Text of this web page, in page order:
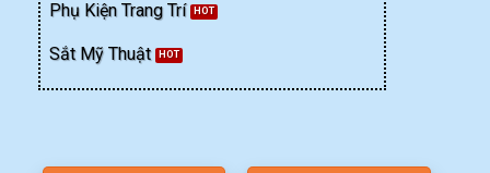
Phụ Kiện Trang Trí
Sắt Mỹ Thuật